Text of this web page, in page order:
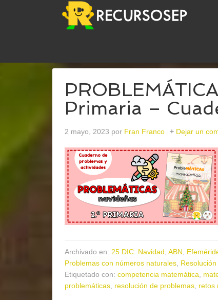
Primaria –
2 mayo, 2023 por Fran Franco Dejar un
Archivado en: 25 DIC: Navidad ABN
Problemas con números naturales
Etiquetado con: competencia matemática
problemáticas resolución de problemas retos